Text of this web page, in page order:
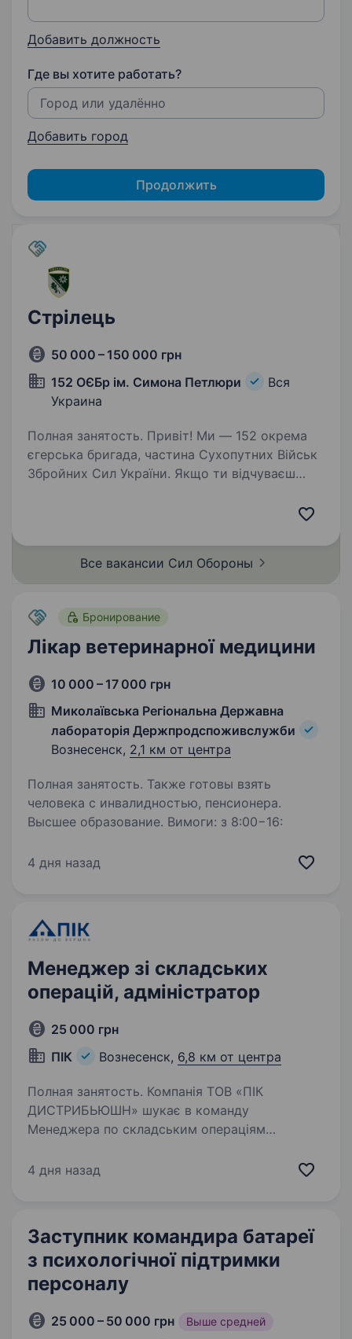
Добавить должность
Где вы хотите работать?
Добавить город
Продолжить
Стрілець
50 000 – 150 000 грн
152 ОЄБр ім. Симона Петлюри
Вся
Украина
Полная занятость. Привіт! Ми — 152 окрема
єгерська бригада, частина Сухопутних Військ
Збройних Сил України. Якщо ти відчуваєш
готовий стати на захист миру та свободи —
Все вакансии Сил Обороны
Бронирование
Лікар ветеринарної медицини
10 000 – 17 000 грн
Миколаївська Регіональна Державна
лабораторія Держпродспоживслужби
Вознесенск, 2,1 км от центра
Полная занятость. Также готовы взять
человека с инвалидностью, пенсионера.
Высшее образование. Вимоги: з 8:00−16:
4 дня назад
Менеджер зі складських
операцій, адміністратор
25 000 грн
ПІК
Вознесенск, 6,8 км от центра
Полная занятость. Компанія ТОВ «ПІК
ДИСТРИБЬЮШН» шукає в команду
Менеджера по складським операціям
(прибуткові накладні, видаткові накладні,
4 дня назад
Заступник командира батареї
з психологічної підтримки
персоналу
25 000 – 50 000 грн Выше средней